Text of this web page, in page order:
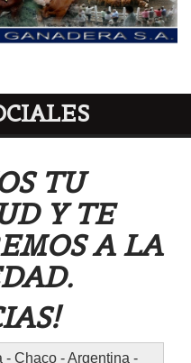
TU
Y TE
A LA
Chaco - Argentina -